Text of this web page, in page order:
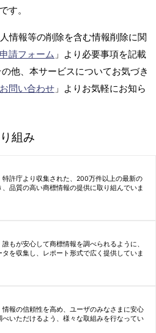
す。
情報等の削除を含む情報削除に関
請フォーム 」より必要事項を記載
他、本サービスについてお気づき
お問い合わせ 」よりお気軽にお知ら
組み
特許庁より収集された、200万件以上の最新の
品質の高い商標情報の提供に取り組んでいま
もが安心して商標情報を調べられるように、
を収集し、レポート形式で広く提供していま
情報の信頼性を高め、ユーザのみなさまに安心
べいただけるよう、様々な取組みを行なってい